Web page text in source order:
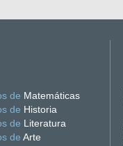
de Matemáticas
de Historia
de Literatura
de Arte